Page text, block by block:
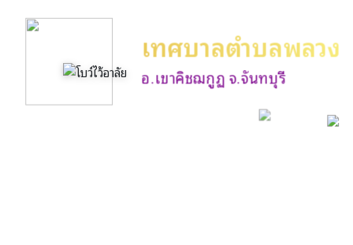
เทศบาลตำบลพลวง
อ.เขาคิชฌกูฏ จ.จันทบุรี